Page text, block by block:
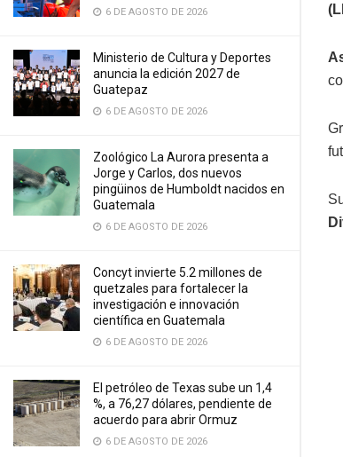
6 DE AGOSTO DE 2026
Ministerio de Cultura y Deportes
anuncia la edición 2027 de
Guatepaz
6 DE AGOSTO DE 2026
Zoológico La Aurora presenta a
Jorge y Carlos, dos nuevos
pingüinos de Humboldt nacidos en
Guatemala
6 DE AGOSTO DE 2026
Concyt invierte 5.2 millones de
quetzales para fortalecer la
investigación e innovación
científica en Guatemala
6 DE AGOSTO DE 2026
El petróleo de Texas sube un 1,4
%, a 76,27 dólares, pendiente de
acuerdo para abrir Ormuz
6 DE AGOSTO DE 2026